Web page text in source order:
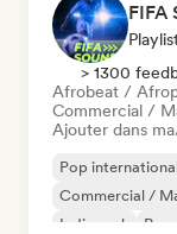
> 1300
Afrobeat /
Commercial /
Ajouter dans
Pop
Commercial /
Indie rock
Pop